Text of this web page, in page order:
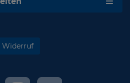
Widerruf